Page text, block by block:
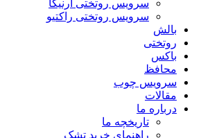
سرویس روتختی آرنیکا
سرویس روتختی راکتیو
بالش
روتختی
باکس
محافظ
سرویس چوب
مقالات
درباره ما
تاریخچه ما
راهنمای خرید تشک